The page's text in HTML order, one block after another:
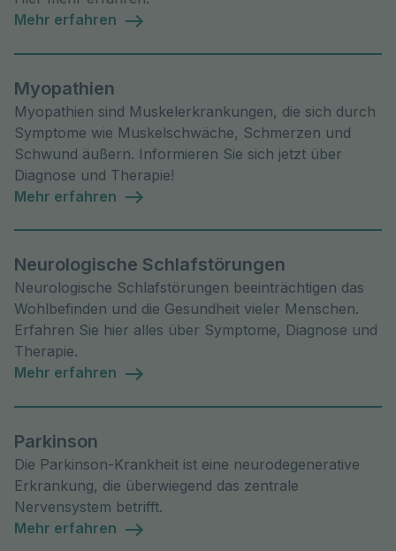
Mehr erfahren
Myopathien
Myopathien sind Muskelerkrankungen, die sich durch
Symptome wie Muskelschwäche, Schmerzen und
Schwund äußern. Informieren Sie sich jetzt über
Diagnose und Therapie!
Mehr erfahren
Neurologische Schlafstörungen
Neurologische Schlafstörungen beeinträchtigen das
Wohlbefinden und die Gesundheit vieler Menschen.
Erfahren Sie hier alles über Symptome, Diagnose und
Therapie.
Mehr erfahren
Parkinson
Die Parkinson-Krankheit ist eine neurodegenerative
Erkrankung, die überwiegend das zentrale
Nervensystem betrifft.
Mehr erfahren